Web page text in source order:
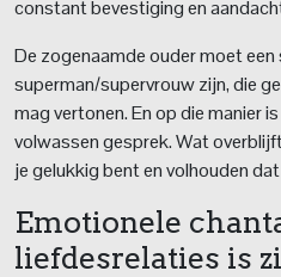
constant bevestiging en
De zogenaamde ouder moet een
superman/supervrouw zijn, die
mag vertonen. En op die manier
volwassen gesprek. Wat
je gelukkig bent en volhouden
Emotionele
liefdesrelaties is